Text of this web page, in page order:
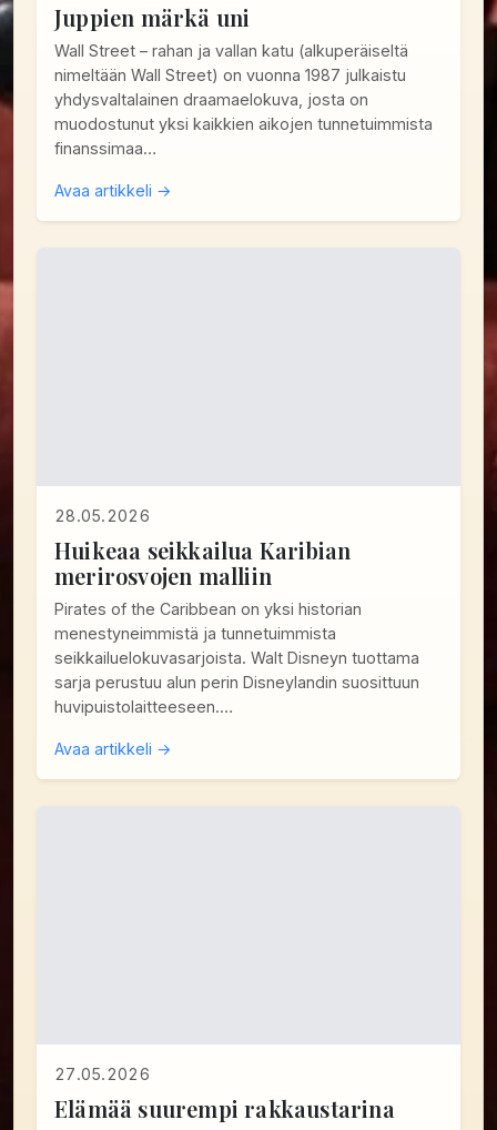
Juppien märkä uni
Wall Street – rahan ja vallan katu (alkuperäiseltä
nimeltään Wall Street) on vuonna 1987 julkaistu
yhdysvaltalainen draamaelokuva, josta on
muodostunut yksi kaikkien aikojen tunnetuimmista
finanssimaa…
Avaa artikkeli →
28.05.2026
Huikeaa seikkailua Karibian
merirosvojen malliin
Pirates of the Caribbean on yksi historian
menestyneimmistä ja tunnetuimmista
seikkailuelokuvasarjoista. Walt Disneyn tuottama
sarja perustuu alun perin Disneylandin suosittuun
huvipuistolaitteeseen.…
Avaa artikkeli →
27.05.2026
Elämää suurempi rakkaustarina